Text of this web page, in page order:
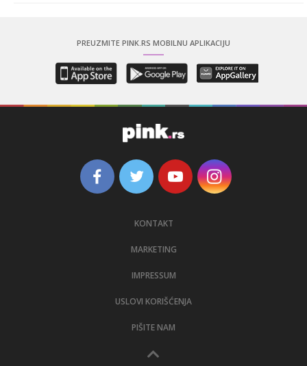
PREUZMITE PINK.RS MOBILNU APLIKACIJU
KONTAKT
MARKETING
IMPRESSUM
USLOVI KORIŠĆENJA
PIŠITE NAM